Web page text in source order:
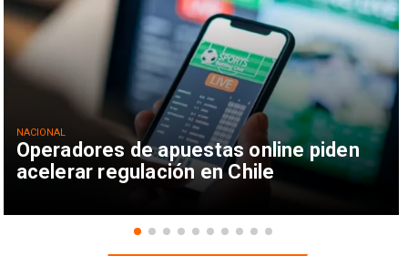
Operadores de apuestas online piden
acelerar regulación en Chile
NACIONAL